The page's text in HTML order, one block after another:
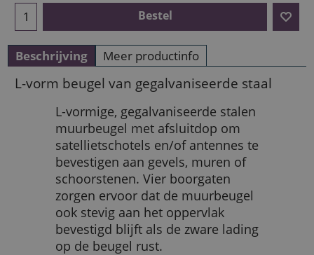
Bestel
Beschrijving Meer productinfo
L-vorm beugel van gegalvaniseerde staal
L-vormige, gegalvaniseerde stalen
muurbeugel met afsluitdop om
satellietschotels en/of antennes te
bevestigen aan gevels, muren of
schoorstenen. Vier boorgaten
zorgen ervoor dat de muurbeugel
ook stevig aan het oppervlak
bevestigd blijft als de zware lading
op de beugel rust.